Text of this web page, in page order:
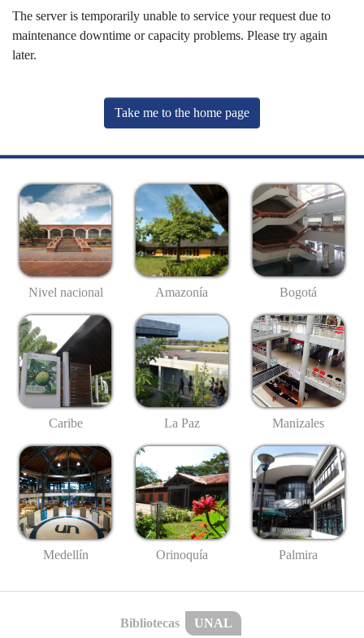
The server is temporarily unable to service your request due to
maintenance downtime or capacity problems. Please try again
later.
Take me to the home page
Nivel nacional Amazonía Bogotá
Caribe La Paz Manizales
Medellín Orinoquía Palmira
Bibliotecas UNAL